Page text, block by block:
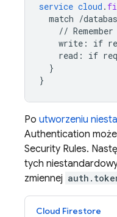
service cloud .
match /
// Remember
write : if
read : if
}
}
Po utworzeniu
Authentication
Security Rules.
tych
zmiennej
Cloud Firestore